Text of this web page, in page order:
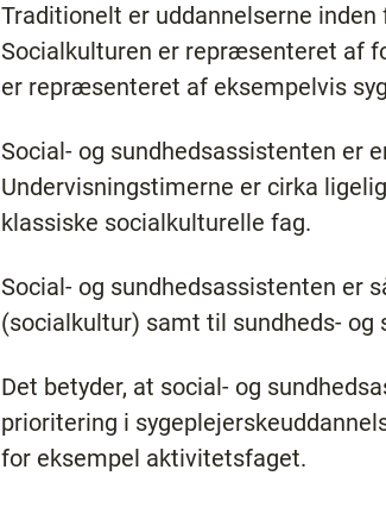
Traditionelt er uddannelserne
Socialkulturen er repræsenteret af
er repræsenteret af eksempelvis
Social- og sundhedsassistenten er
Undervisningstimerne er cirka
klassiske socialkulturelle fag.
Social- og sundhedsassistenten er
(socialkultur) samt til sundheds-
Det betyder, at social- og
prioritering i
for eksempel aktivitetsfaget.